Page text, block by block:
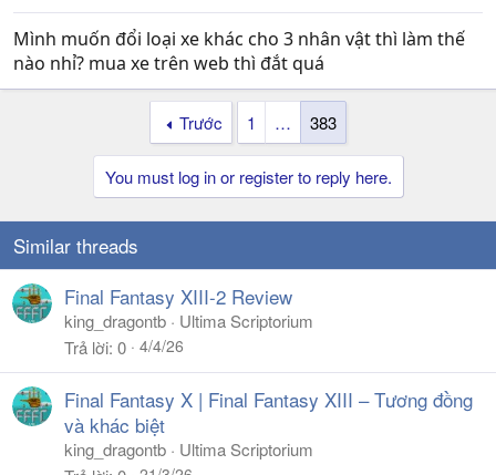
Mình muốn đổi loại xe khác cho 3 nhân vật thì làm thế
nào nhỉ? mua xe trên web thì đắt quá
Trước 1 … 383
You must log in or register to reply here.
Similar threads
Final Fantasy XIII-2 Review
king_dragontb
Ultima Scriptorium
Trả lời 0 4/4/26
Final Fantasy X | Final Fantasy XIII – Tương đồng
và khác biệt
king_dragontb
Ultima Scriptorium